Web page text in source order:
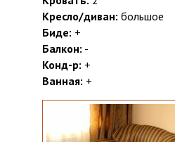
Кресло/диван: большое
Биде: +
Балкон: -
Конд-р: +
Ванная: +